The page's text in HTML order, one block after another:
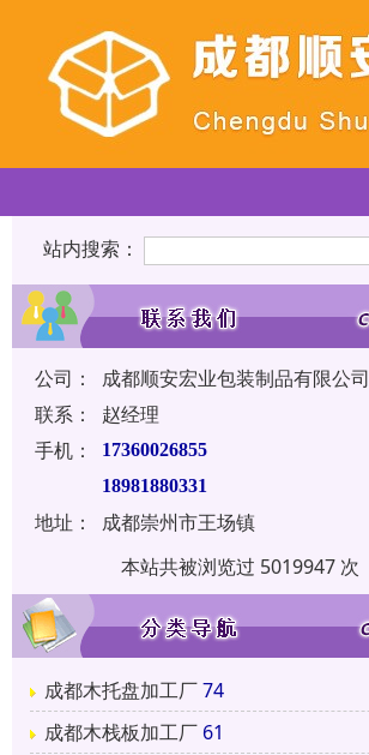
站内搜索：
公司：
成都顺安宏业包装制品有限公司
联系：
赵经理
手机：
17360026855
18981880331
地址：
成都崇州市王场镇
本站共被浏览过 5019947 次
成都木托盘加工厂74
成都木栈板加工厂 61